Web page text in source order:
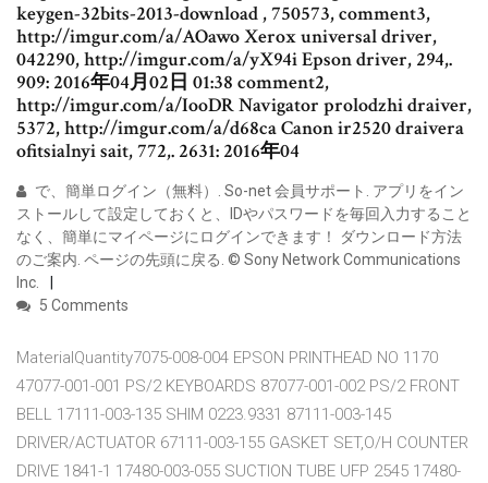
keygen-32bits-2013-download , 750573, comment3,
http://imgur.com/a/AOawo Xerox universal driver,
042290, http://imgur.com/a/yX94i Epson driver, 294,.
909: 2016年04月02日 01:38 comment2,
http://imgur.com/a/IooDR Navigator prolodzhi draiver,
5372, http://imgur.com/a/d68ca Canon ir2520 draivera
ofitsialnyi sait, 772,. 2631: 2016年04
で、簡単ログイン（無料）. So-net 会員サポート. アプリをイン
ストールして設定しておくと、IDやパスワードを毎回入力すること
なく、簡単にマイページにログインできます！ ダウンロード方法
のご案内. ページの先頭に戻る. © Sony Network Communications
Inc.
5 Comments
MaterialQuantity7075-008-004 EPSON PRINTHEAD NO 1170
47077-001-001 PS/2 KEYBOARDS 87077-001-002 PS/2 FRONT
BELL 17111-003-135 SHIM 0223.9331 87111-003-145
DRIVER/ACTUATOR 67111-003-155 GASKET SET,O/H COUNTER
DRIVE 1841-1 17480-003-055 SUCTION TUBE UFP 2545 17480-